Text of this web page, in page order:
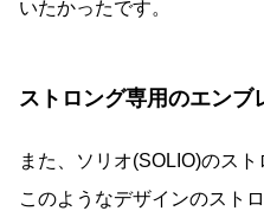
いたかったです。
ストロング専用のエンブ
また、ソリオ(SOLIO)のス
このようなデザインのスト